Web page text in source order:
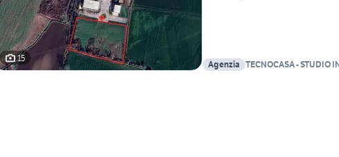
15
Agenzia TECNOCASA - STUDIO